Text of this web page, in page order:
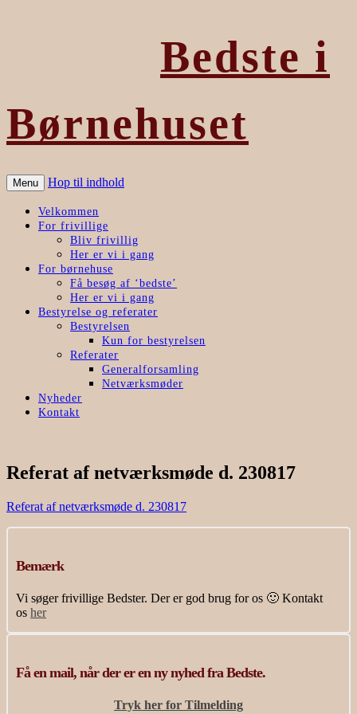
Bedste i
Børnehuset
Menu Hop til indhold
Velkommen
For frivillige
Bliv frivillig
Her er vi i gang
For børnehuse
Få besøg af ‘bedste’
Her er vi i gang
Bestyrelse og referater
Bestyrelsen
Kun for bestyrelsen
Referater
Generalforsamling
Netværksmøder
Nyheder
Kontakt
Referat af netværksmøde d. 230817
Referat af netværksmøde d. 230817
Bemærk
Vi søger frivillige Bedster. Der er god brug for os 🙂 Kontakt
os her
Få en mail, når der er en ny nyhed fra Bedste.
Tryk her for Tilmelding